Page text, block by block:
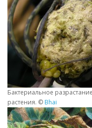
Бактериальное разрастание
растения. © Bhai